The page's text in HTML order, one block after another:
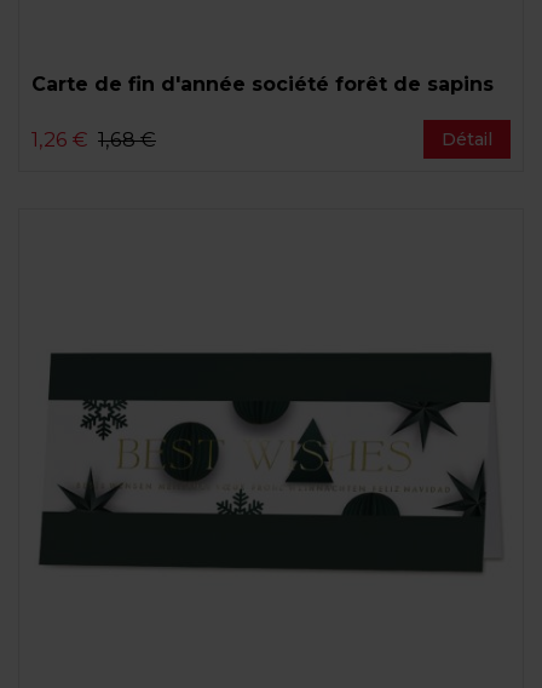
Carte de fin d'année société forêt de sapins
1,26 € 1,68 € Détail